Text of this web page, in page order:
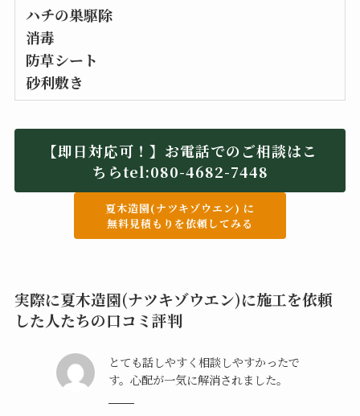
ハチの巣駆除
消毒
防草シート
砂利敷き
【即日対応可！】お電話でのご相談はこ
ちらtel:080-4682-7448
夏木造園(ナツキゾウエン) に
無料見積もりを依頼してみる
実際に夏木造園(ナツキゾウエン)に施工を依頼
した人たちの口コミ評判
とても話しやすく相談しやすかったで
す。心配が一気に解消されました。